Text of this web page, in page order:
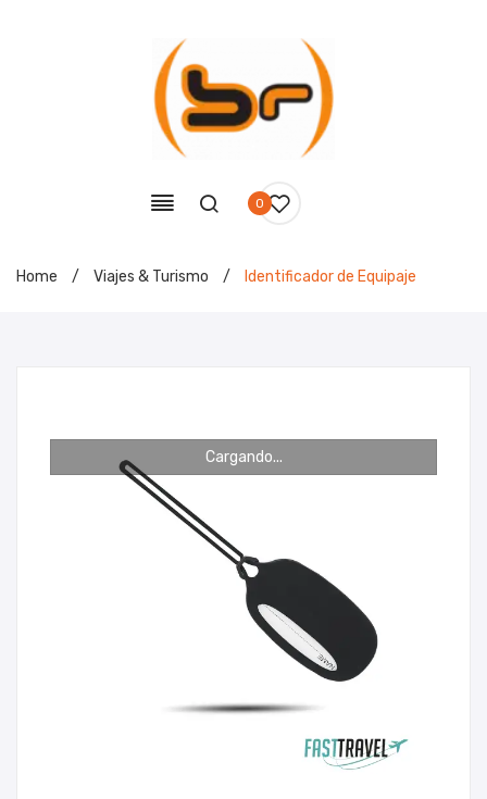
0
Home / Viajes & Turismo / Identificador de Equipaje
Cargando...